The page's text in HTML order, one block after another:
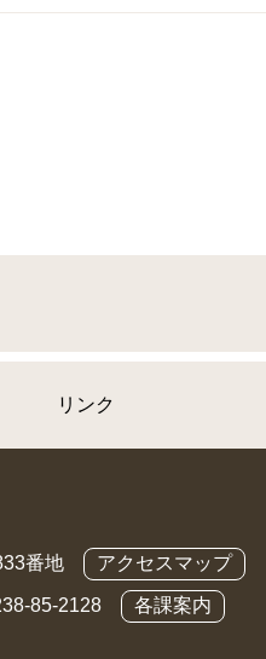
リンク
番地 アクセスマップ
85-2128 各課案内